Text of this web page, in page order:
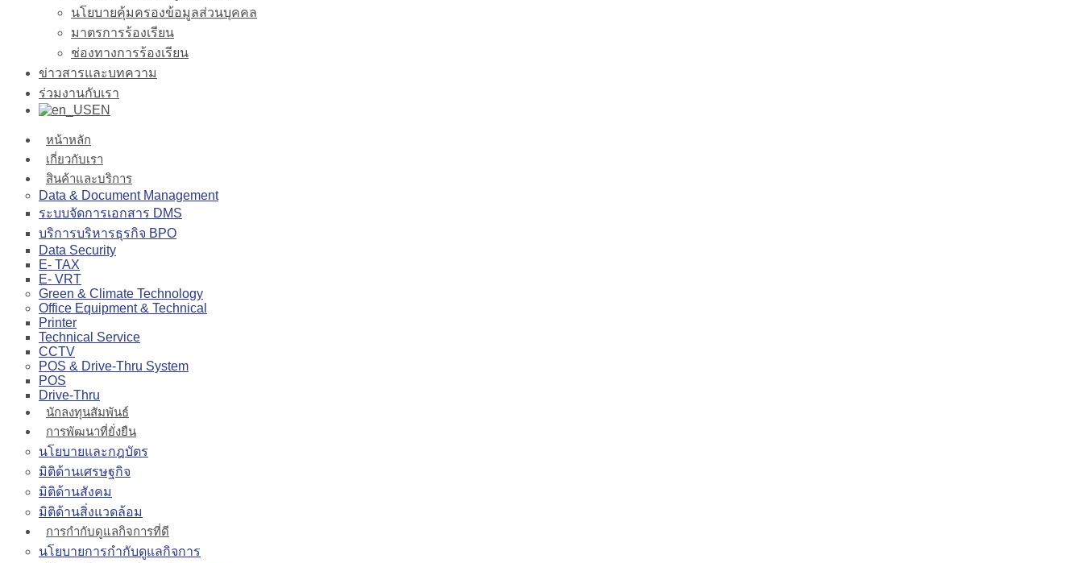
นโยบายคุ้มครองข้อมูลส่วนบุคคล
มาตรการร้องเรียน
ช่องทางการร้องเรียน
ข่าวสารและบทความ
ร่วมงานกับเรา
EN
หน้าหลัก
เกี่ยวกับเรา
สินค้าและบริการ
Data & Document Management
ระบบจัดการเอกสาร DMS
บริการบริหารธุรกิจ BPO
Data Security
E- TAX
E- VRT
Green & Climate Technology
Office Equipment & Technical
Printer
Technical Service
CCTV
POS & Drive-Thru System
POS
Drive-Thru
นักลงทุนสัมพันธ์
การพัฒนาที่ยั่งยืน
นโยบายและกฎบัตร
มิติด้านเศรษฐกิจ
มิติด้านสังคม
มิติด้านสิ่งแวดล้อม
การกำกับดูแลกิจการที่ดี
นโยบายการกำกับดูแลกิจการ